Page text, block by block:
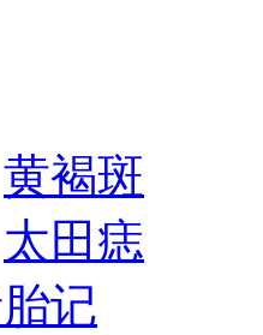
黄褐斑
太田痣
记